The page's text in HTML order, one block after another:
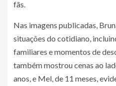
fãs.
Nas imagens publicadas,
situações do cotidiano,
familiares e momentos de
também mostrou cenas ao
anos, e Mel, de 11 meses,